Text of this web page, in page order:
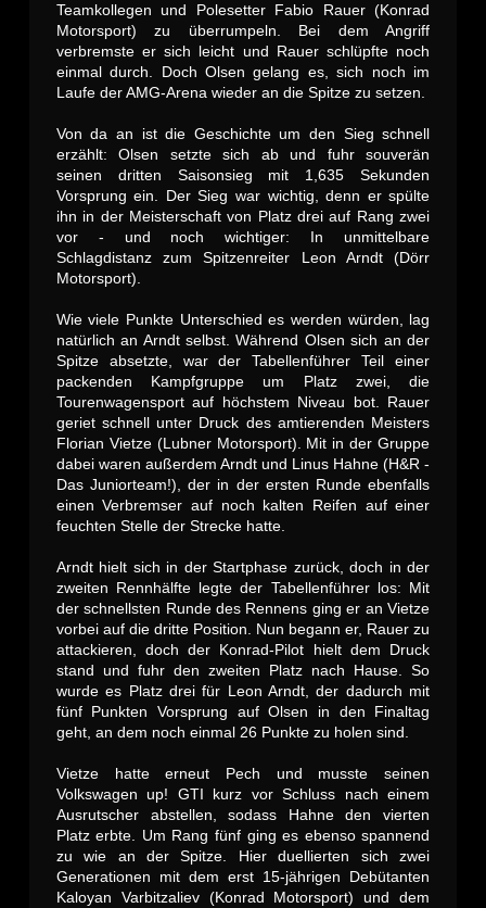
Teamkollegen und Polesetter Fabio Rauer (Konrad
Motorsport) zu überrumpeln. Bei dem Angriff
verbremste er sich leicht und Rauer schlüpfte noch
einmal durch. Doch Olsen gelang es, sich noch im
Laufe der AMG-Arena wieder an die Spitze zu setzen.
Von da an ist die Geschichte um den Sieg schnell
erzählt: Olsen setzte sich ab und fuhr souverän
seinen dritten Saisonsieg mit 1,635 Sekunden
Vorsprung ein. Der Sieg war wichtig, denn er spülte
ihn in der Meisterschaft von Platz drei auf Rang zwei
vor - und noch wichtiger: In unmittelbare
Schlagdistanz zum Spitzenreiter Leon Arndt (Dörr
Motorsport).
Wie viele Punkte Unterschied es werden würden, lag
natürlich an Arndt selbst. Während Olsen sich an der
Spitze absetzte, war der Tabellenführer Teil einer
packenden Kampfgruppe um Platz zwei, die
Tourenwagensport auf höchstem Niveau bot. Rauer
geriet schnell unter Druck des amtierenden Meisters
Florian Vietze (Lubner Motorsport). Mit in der Gruppe
dabei waren außerdem Arndt und Linus Hahne (H&R -
Das Juniorteam!), der in der ersten Runde ebenfalls
einen Verbremser auf noch kalten Reifen auf einer
feuchten Stelle der Strecke hatte.
Arndt hielt sich in der Startphase zurück, doch in der
zweiten Rennhälfte legte der Tabellenführer los: Mit
der schnellsten Runde des Rennens ging er an Vietze
vorbei auf die dritte Position. Nun begann er, Rauer zu
attackieren, doch der Konrad-Pilot hielt dem Druck
stand und fuhr den zweiten Platz nach Hause. So
wurde es Platz drei für Leon Arndt, der dadurch mit
fünf Punkten Vorsprung auf Olsen in den Finaltag
geht, an dem noch einmal 26 Punkte zu holen sind.
Vietze hatte erneut Pech und musste seinen
Volkswagen up! GTI kurz vor Schluss nach einem
Ausrutscher abstellen, sodass Hahne den vierten
Platz erbte. Um Rang fünf ging es ebenso spannend
zu wie an der Spitze. Hier duellierten sich zwei
Generationen mit dem erst 15-jährigen Debütanten
Kaloyan Varbitzaliev (Konrad Motorsport) und dem